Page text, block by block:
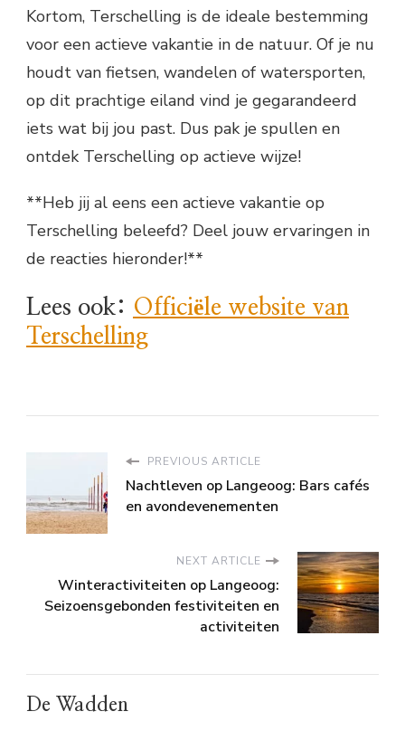
Kortom, Terschelling is de ideale bestemming
voor een actieve vakantie in de natuur. Of je nu
houdt van fietsen, wandelen of watersporten,
op dit prachtige eiland vind je gegarandeerd
iets wat bij jou past. Dus pak je spullen en
ontdek Terschelling op actieve wijze!
**Heb jij al eens een actieve vakantie op
Terschelling beleefd? Deel jouw ervaringen in
de reacties hieronder!**
Lees ook: Officiële website van
Terschelling
PREVIOUS ARTICLE
Nachtleven op Langeoog: Bars cafés
en avondevenementen
NEXT ARTICLE
Winteractiviteiten op Langeoog:
Seizoensgebonden festiviteiten en
activiteiten
De Wadden